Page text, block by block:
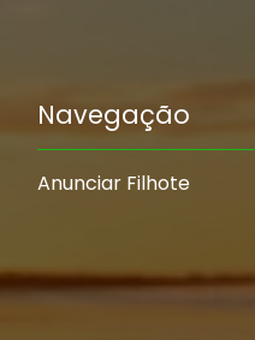
Navegação
Anunciar Filhote